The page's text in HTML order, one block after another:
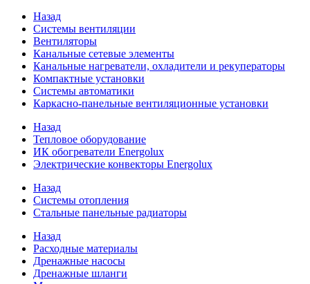
Назад
Системы вентиляции
Вентиляторы
Канальные сетевые элементы
Канальные нагреватели, охладители и рекуператоры
Компактные установки
Системы автоматики
Каркасно-панельные вентиляционные установки
Назад
Тепловое оборудование
ИК обогреватели Energolux
Электрические конвекторы Energolux
Назад
Системы отопления
Стальные панельные радиаторы
Назад
Расходные материалы
Дренажные насосы
Дренажные шланги